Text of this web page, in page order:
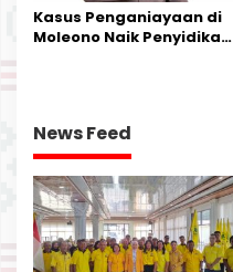
Kasus Penganiayaan di
Moleono Naik Penyidikan,
News Feed